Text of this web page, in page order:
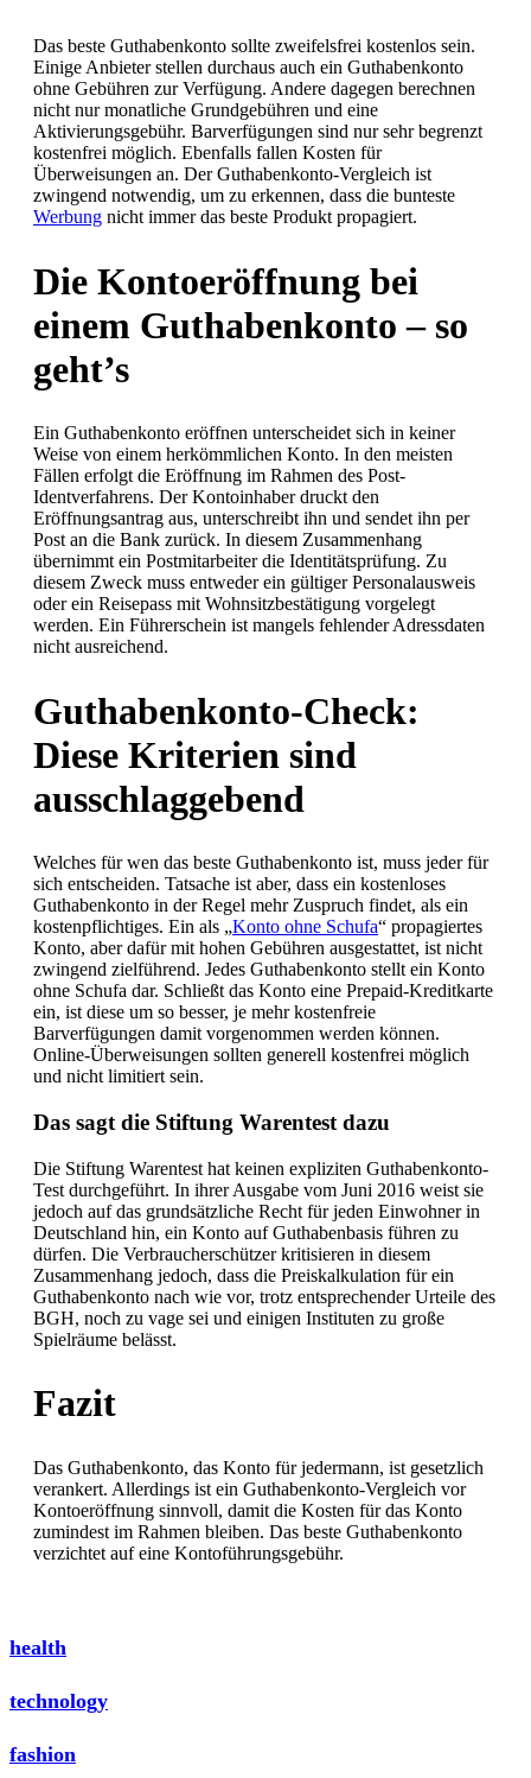
Das beste Guthabenkonto sollte zweifelsfrei kostenlos sein.
Einige Anbieter stellen durchaus auch ein Guthabenkonto
ohne Gebühren zur Verfügung. Andere dagegen berechnen
nicht nur monatliche Grundgebühren und eine
Aktivierungsgebühr. Barverfügungen sind nur sehr begrenzt
kostenfrei möglich. Ebenfalls fallen Kosten für
Überweisungen an. Der Guthabenkonto-Vergleich ist
zwingend notwendig, um zu erkennen, dass die bunteste
Werbung nicht immer das beste Produkt propagiert.
Die Kontoeröffnung bei
einem Guthabenkonto – so
geht’s
Ein Guthabenkonto eröffnen unterscheidet sich in keiner
Weise von einem herkömmlichen Konto. In den meisten
Fällen erfolgt die Eröffnung im Rahmen des Post-
Identverfahrens. Der Kontoinhaber druckt den
Eröffnungsantrag aus, unterschreibt ihn und sendet ihn per
Post an die Bank zurück. In diesem Zusammenhang
übernimmt ein Postmitarbeiter die Identitätsprüfung. Zu
diesem Zweck muss entweder ein gültiger Personalausweis
oder ein Reisepass mit Wohnsitzbestätigung vorgelegt
werden. Ein Führerschein ist mangels fehlender Adressdaten
nicht ausreichend.
Guthabenkonto-Check:
Diese Kriterien sind
ausschlaggebend
Welches für wen das beste Guthabenkonto ist, muss jeder für
sich entscheiden. Tatsache ist aber, dass ein kostenloses
Guthabenkonto in der Regel mehr Zuspruch findet, als ein
kostenpflichtiges. Ein als „Konto ohne Schufa“ propagiertes
Konto, aber dafür mit hohen Gebühren ausgestattet, ist nicht
zwingend zielführend. Jedes Guthabenkonto stellt ein Konto
ohne Schufa dar. Schließt das Konto eine Prepaid-Kreditkarte
ein, ist diese um so besser, je mehr kostenfreie
Barverfügungen damit vorgenommen werden können.
Online-Überweisungen sollten generell kostenfrei möglich
und nicht limitiert sein.
Das sagt die Stiftung Warentest dazu
Die Stiftung Warentest hat keinen expliziten Guthabenkonto-
Test durchgeführt. In ihrer Ausgabe vom Juni 2016 weist sie
jedoch auf das grundsätzliche Recht für jeden Einwohner in
Deutschland hin, ein Konto auf Guthabenbasis führen zu
dürfen. Die Verbraucherschützer kritisieren in diesem
Zusammenhang jedoch, dass die Preiskalkulation für ein
Guthabenkonto nach wie vor, trotz entsprechender Urteile des
BGH, noch zu vage sei und einigen Instituten zu große
Spielräume belässt.
Fazit
Das Guthabenkonto, das Konto für jedermann, ist gesetzlich
verankert. Allerdings ist ein Guthabenkonto-Vergleich vor
Kontoeröffnung sinnvoll, damit die Kosten für das Konto
zumindest im Rahmen bleiben. Das beste Guthabenkonto
verzichtet auf eine Kontoführungsgebühr.
health
technology
fashion